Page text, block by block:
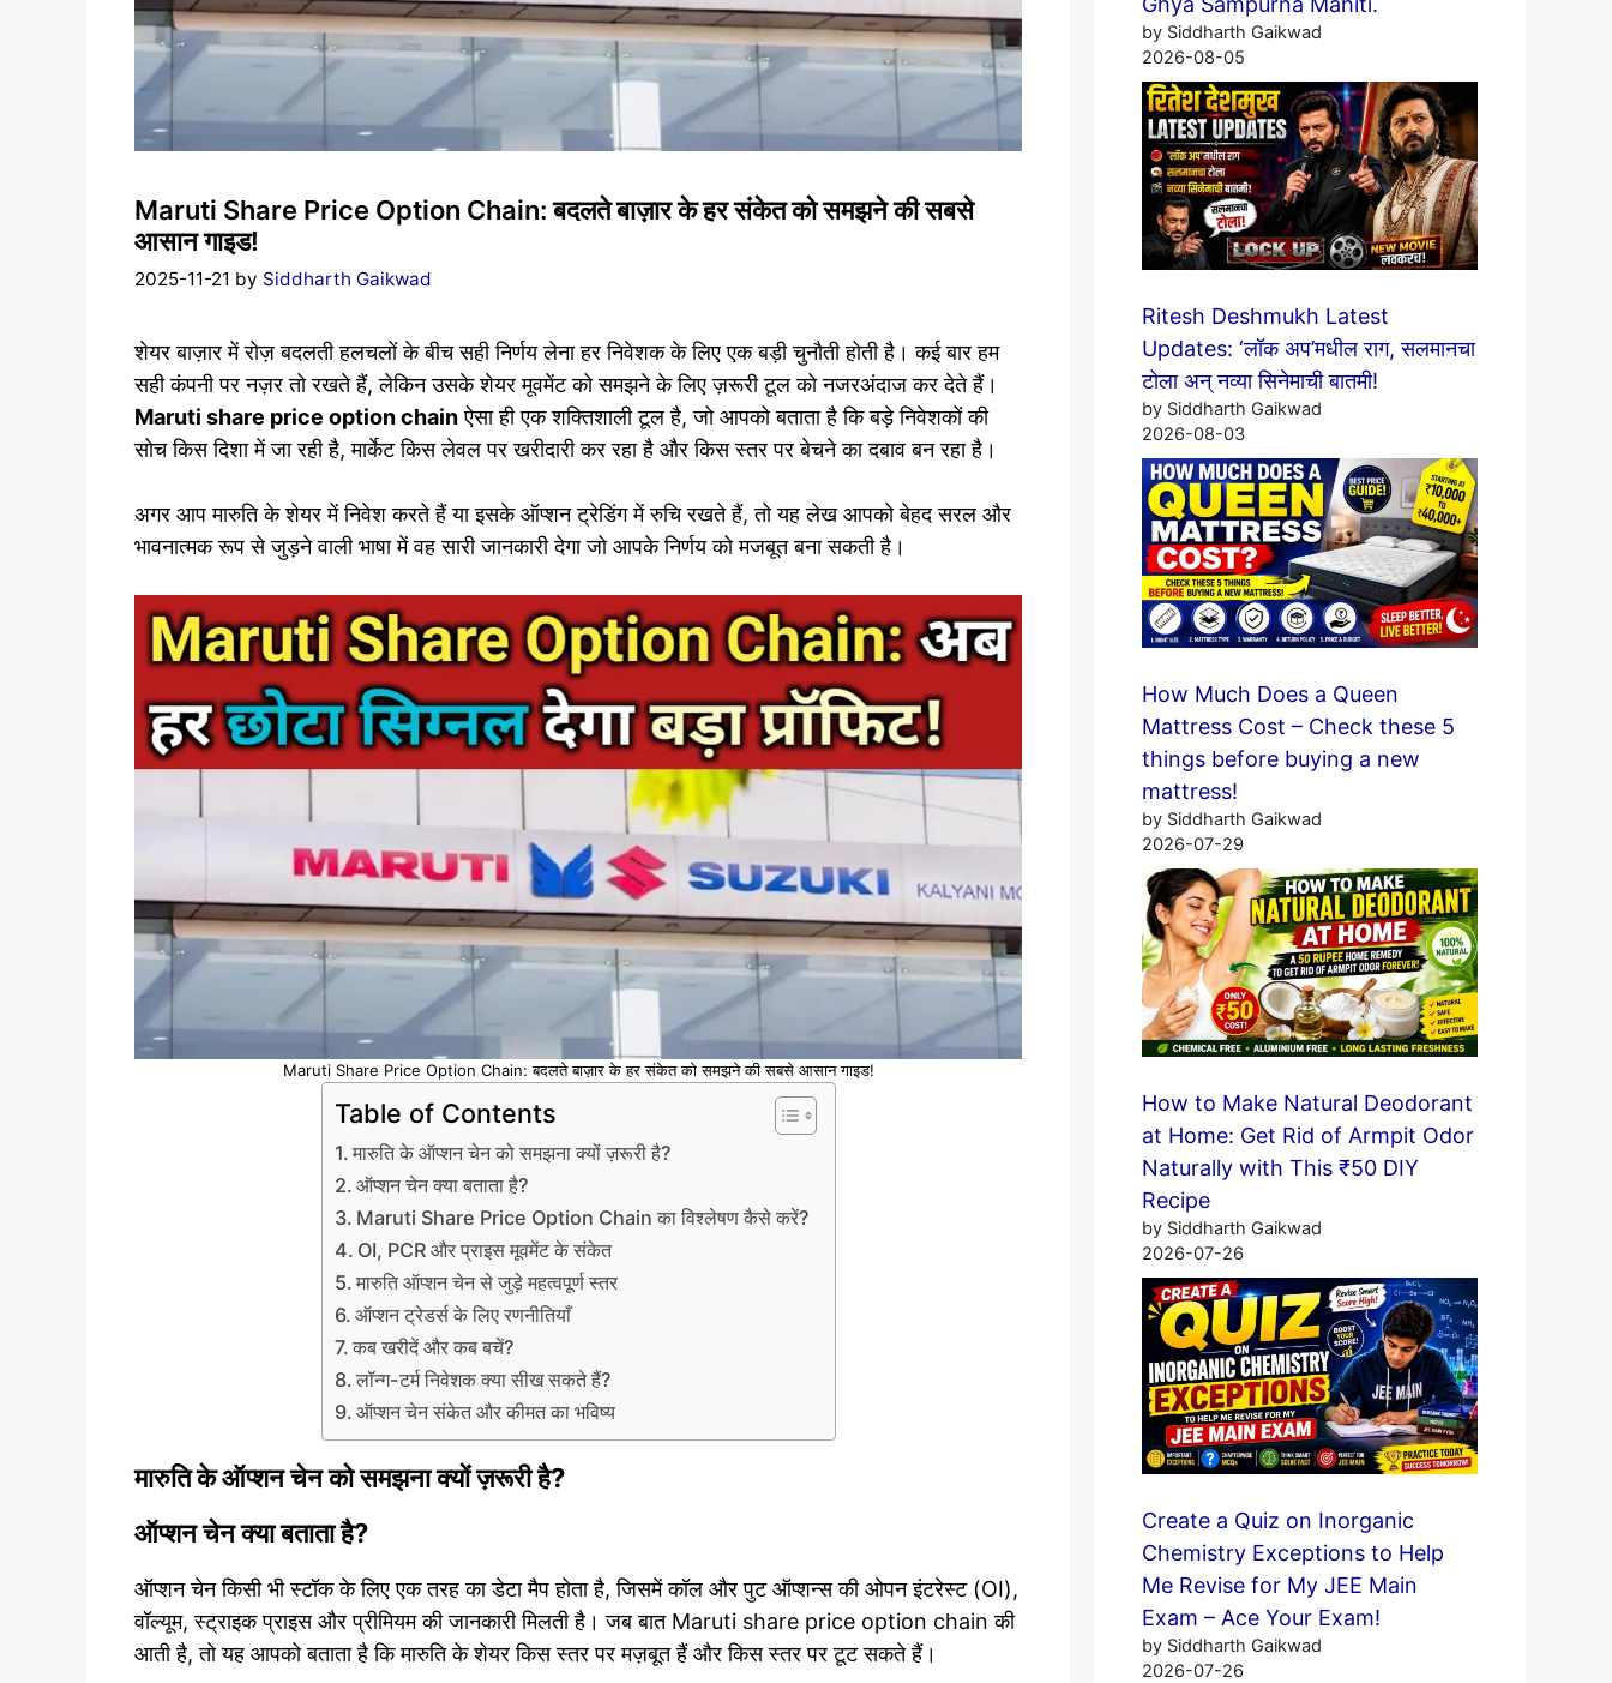
Maruti Share Price Option Chain: बदलते बाज़ार के हर संकेत को समझने की सबसे
आसान गाइड!
2025-11-21 by Siddharth Gaikwad
शेयर बाज़ार में रोज़ बदलती हलचलों के बीच सही निर्णय लेना हर निवेशक के लिए एक बड़ी चुनौती होती है। कई बार हम
सही कंपनी पर नज़र तो रखते हैं, लेकिन उसके शेयर मूवमेंट को समझने के लिए ज़रूरी टूल को नजरअंदाज कर देते हैं।
Maruti share price option chainऐसा ही एक शक्तिशाली टूल है, जो आपको बताता है कि बड़े निवेशकों की
सोच किस दिशा में जा रही है, मार्केट किस लेवल पर खरीदारी कर रहा है और किस स्तर पर बेचने का दबाव बन रहा है।
अगर आप मारुति के शेयर में निवेश करते हैं या इसके ऑप्शन ट्रेडिंग में रुचि रखते हैं, तो यह लेख आपको बेहद सरल और
भावनात्मक रूप से जुड़ने वाली भाषा में वह सारी जानकारी देगा जो आपके निर्णय को मजबूत बना सकती है।
Maruti Share Price Option Chain: बदलते बाज़ार के हर संकेत को समझने की सबसे आसान गाइड!
Table of Contents
मारुति के ऑप्शन चेन को समझना क्यों ज़रूरी है?
ऑप्शन चेन क्या बताता है?
Maruti Share Price Option Chain का विश्लेषण कैसे करें?
OI, PCR और प्राइस मूवमेंट के संकेत
मारुति ऑप्शन चेन से जुड़े महत्वपूर्ण स्तर
ऑप्शन ट्रेडर्स के लिए रणनीतियाँ
कब खरीदें और कब बचें?
लॉन्ग-टर्म निवेशक क्या सीख सकते हैं?
ऑप्शन चेन संकेत और कीमत का भविष्य
मारुति के ऑप्शन चेन को समझना क्यों ज़रूरी है?
ऑप्शन चेन क्या बताता है?
ऑप्शन चेन किसी भी स्टॉक के लिए एक तरह का डेटा मैप होता है, जिसमें कॉल और पुट ऑप्शन्स की ओपन इंटरेस्ट (OI),
वॉल्यूम, स्ट्राइक प्राइस और प्रीमियम की जानकारी मिलती है। जब बात Maruti share price option chain की
आती है, तो यह आपको बताता है कि मारुति के शेयर किस स्तर पर मज़बूत हैं और किस स्तर पर टूट सकते हैं।
by Siddharth Gaikwad
2026-08-05
Ritesh Deshmukh Latest
Updates: ‘लॉक अप’मधील राग, सलमानचा
टोला अन् नव्या सिनेमाची बातमी!
by Siddharth Gaikwad
2026-08-03
How Much Does a Queen
Mattress Cost – Check these 5
things before buying a new
mattress!
by Siddharth Gaikwad
2026-07-29
How to Make Natural Deodorant
at Home: Get Rid of Armpit Odor
Naturally with This ₹50 DIY
Recipe
by Siddharth Gaikwad
2026-07-26
Create a Quiz on Inorganic
Chemistry Exceptions to Help
Me Revise for My JEE Main
Exam – Ace Your Exam!
by Siddharth Gaikwad
2026-07-26